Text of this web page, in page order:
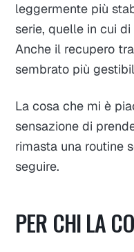
leggermente più
serie, quelle in cui
Anche il recupero
sembrato più
La cosa che mi è
sensazione di
rimasta una routine
seguire.
PER CHI LA